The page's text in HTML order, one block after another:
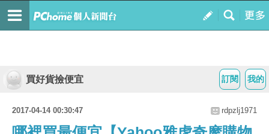
我的
訂閱
買好貨撿便宜
2017-04-14 00:30:47 rdpzlj1971